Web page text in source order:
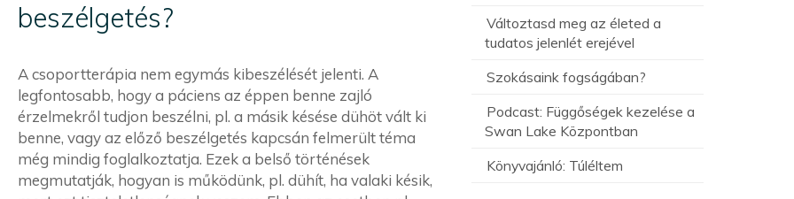
beszélgetés?
A csoportterápia nem egymás kibeszélését jelenti. A
legfontosabb, hogy a páciens az éppen benne zajló
érzelmekről tudjon beszélni, pl. a másik késése dühöt vált ki
benne, vagy az előző beszélgetés kapcsán felmerült téma
még mindig foglalkoztatja. Ezek a belső történések
megmutatják, hogyan is működünk, pl. dühít, ha valaki késik,
Változtasd meg az életed a
tudatos jelenlét erejével
Szokásaink fogságában?
Podcast: Függőségek kezelése a
Swan Lake Központban
Könyvajánló: Túléltem